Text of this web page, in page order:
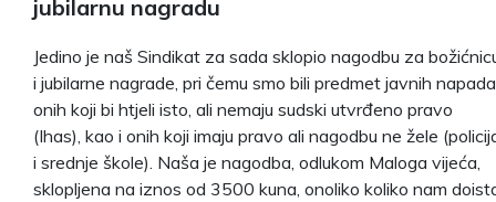
jubilarnu nagradu
Jedino je naš Sindikat za sada sklopio nagodbu za
i jubilarne nagrade, pri čemu smo bili predmet javnih napada
onih koji bi htjeli isto, ali nemaju sudski utvrđeno pravo
(Ihas), kao i onih koji imaju pravo ali nagodbu ne žele
i srednje škole). Naša je nagodba, odlukom Maloga vijeća,
sklopljena na iznos od 3500 kuna, onoliko koliko nam